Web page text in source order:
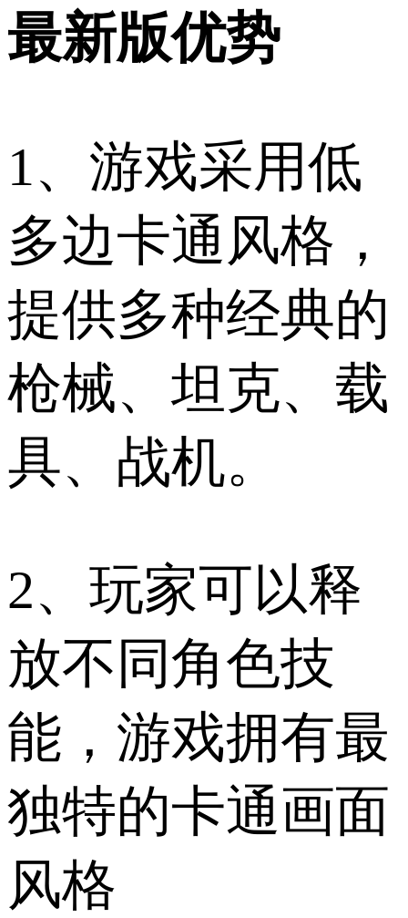
最新版优势
1、游戏采用低
多边卡通风格，
提供多种经典的
枪械、坦克、载
具、战机。
2、玩家可以释
放不同角色技
能，游戏拥有最
独特的卡通画面
风格